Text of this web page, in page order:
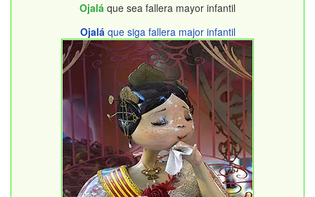
Ojalá que sea fallera mayor infantil
Ojaláque siga fallera major infantil